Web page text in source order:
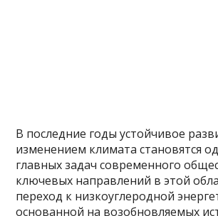
В последние годы устойчивое
изменением климата становятся
главных задач современного
ключевых направлений в этой
переход к низкоуглеродной
основанной на возобновляемых